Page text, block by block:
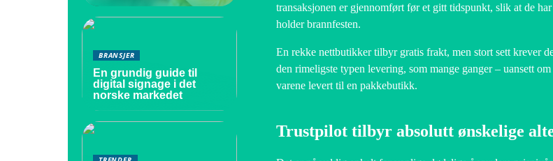
transaksjonen er gjennomført før et gitt tidspunkt, slik at de
holder brannfesten.
En rekke nettbutikker tilbyr gratis frakt, men stort sett krever
den rimeligste typen levering, som mange ganger – uansett
varene levert til en pakkebutikk.
Trustpilot tilbyr absolutt ønskelige
BRANSJER
En grundig guide til
digital signage i det
norske markedet